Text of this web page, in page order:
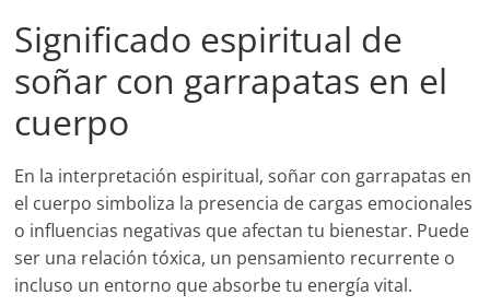
Significado espiritual de
soñar con garrapatas en el
cuerpo
En la interpretación espiritual, soñar con garrapatas en
el cuerpo simboliza la presencia de cargas emocionales
o influencias negativas que afectan tu bienestar. Puede
ser una relación tóxica, un pensamiento recurrente o
incluso un entorno que absorbe tu energía vital.